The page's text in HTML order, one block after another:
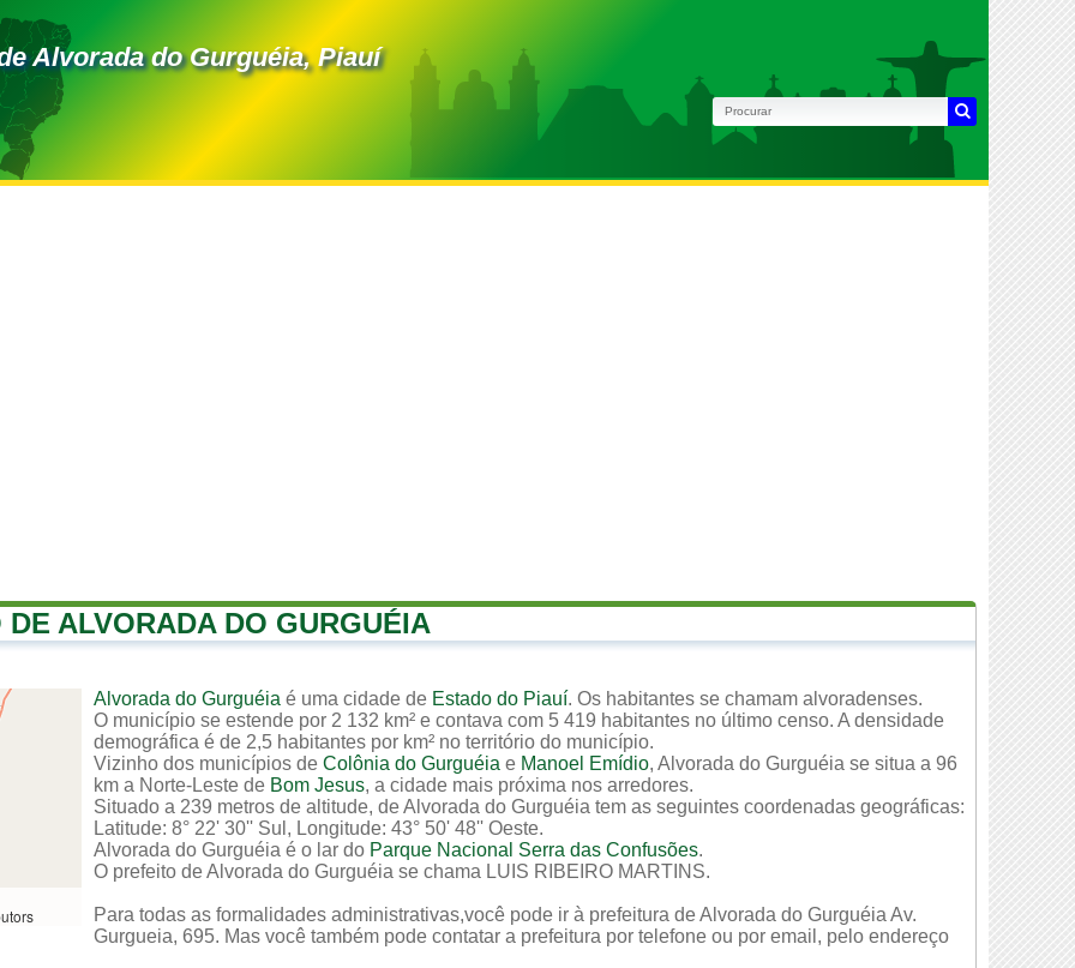
Alvorada do Gurguéia, Piauí
DE ALVORADA DO GURGUÉIA
Alvorada do Gurguéia é uma cidade de Estado do Piauí. Os habitantes se chamam alvoradenses.
O município se estende por 2 132 km² e contava com 5 419 habitantes no último censo. A densidade
demográfica é de 2,5 habitantes por km² no território do município.
Vizinho dos municípios de Colônia do Gurguéia e Manoel Emídio, Alvorada do Gurguéia se situa a 96
km a Norte-Leste de Bom Jesus, a cidade mais próxima nos arredores.
Situado a 239 metros de altitude, de Alvorada do Gurguéia tem as seguintes coordenadas geográficas:
Latitude: 8° 22' 30'' Sul, Longitude: 43° 50' 48'' Oeste.
Alvorada do Gurguéia é o lar do Parque Nacional Serra das Confusões.
O prefeito de Alvorada do Gurguéia se chama LUIS RIBEIRO MARTINS.
Para todas as formalidades administrativas,você pode ir à prefeitura de Alvorada do Gurguéia Av.
Gurgueia, 695. Mas você também pode contatar a prefeitura por telefone ou por email, pelo endereço